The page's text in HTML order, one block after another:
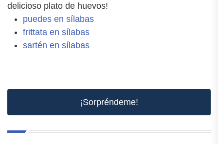
delicioso plato de huevos!
puedes en sílabas
frittata en sílabas
sartén en sílabas
¡Sorpréndeme!